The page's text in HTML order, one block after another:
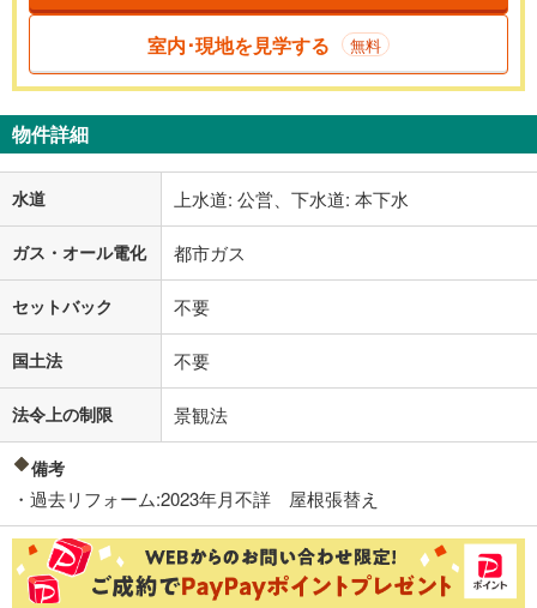
室内･現地を見学する 無料
物件詳細
水道 上水道: 公営、下水道: 本下水
ガス・オール電化 都市ガス
セットバック 不要
国土法 不要
法令上の制限 景観法
備考
・過去リフォーム:2023年月不詳 屋根張替え